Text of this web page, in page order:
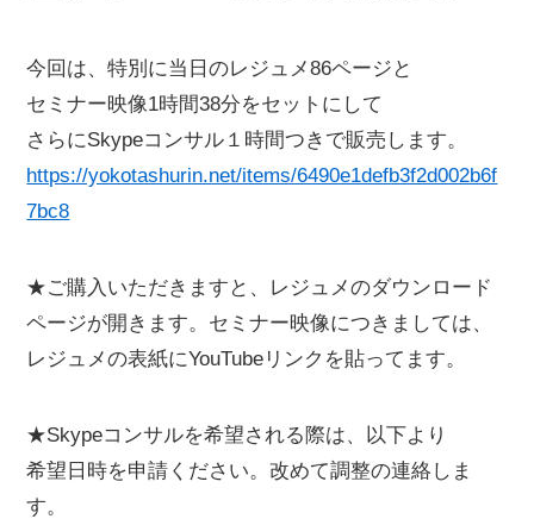
今回は、特別に当日のレジュメ86ページと
セミナー映像1時間38分をセットにして
さらにSkypeコンサル１時間つきで販売します。
https://yokotashurin.net/items/6490e1defb3f2d002b6f
7bc8
★ご購入いただきますと、レジュメのダウンロード
ページが開きます。セミナー映像につきましては、
レジュメの表紙にYouTubeリンクを貼ってます。
★Skypeコンサルを希望される際は、以下より
希望日時を申請ください。改めて調整の連絡しま
す。